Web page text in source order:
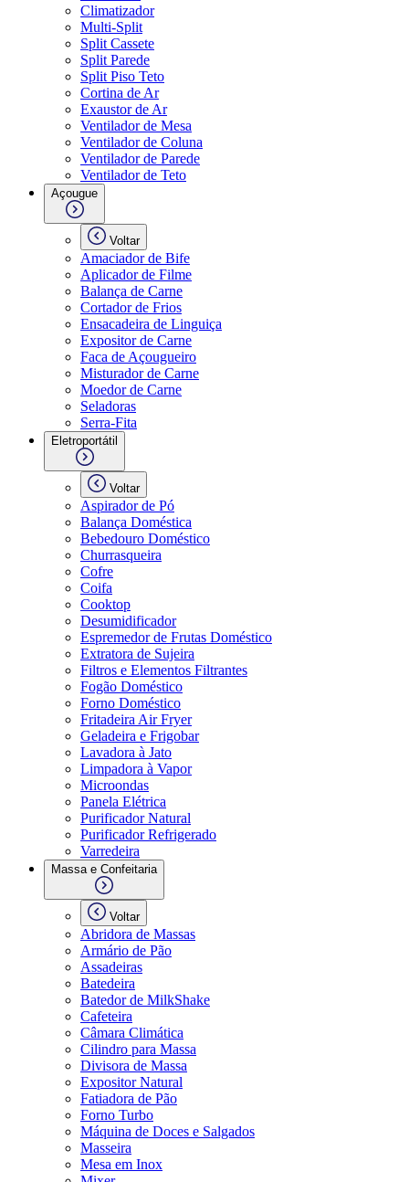
Climatizador
Multi-Split
Split Cassete
Split Parede
Split Piso Teto
Cortina de Ar
Exaustor de Ar
Ventilador de Mesa
Ventilador de Coluna
Ventilador de Parede
Ventilador de Teto
Açougue
Voltar
Amaciador de Bife
Aplicador de Filme
Balança de Carne
Cortador de Frios
Ensacadeira de Linguiça
Expositor de Carne
Faca de Açougueiro
Misturador de Carne
Moedor de Carne
Seladoras
Serra-Fita
Eletroportátil
Voltar
Aspirador de Pó
Balança Doméstica
Bebedouro Doméstico
Churrasqueira
Cofre
Coifa
Cooktop
Desumidificador
Espremedor de Frutas Doméstico
Extratora de Sujeira
Filtros e Elementos Filtrantes
Fogão Doméstico
Forno Doméstico
Fritadeira Air Fryer
Geladeira e Frigobar
Lavadora à Jato
Limpadora à Vapor
Microondas
Panela Elétrica
Purificador Natural
Purificador Refrigerado
Varredeira
Massa e Confeitaria
Voltar
Abridora de Massas
Armário de Pão
Assadeiras
Batedeira
Batedor de MilkShake
Cafeteira
Câmara Climática
Cilindro para Massa
Divisora de Massa
Expositor Natural
Fatiadora de Pão
Forno Turbo
Máquina de Doces e Salgados
Masseira
Mesa em Inox